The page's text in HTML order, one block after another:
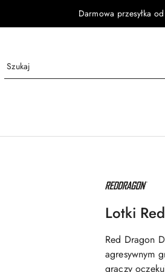
Darmowa przesyłka
NAZWA
PRODUCENTA:
DRAGON
Lotki
Red Dragon
agresywnym
graczy